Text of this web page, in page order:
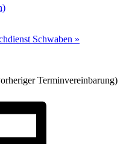
Schwaben »
Terminvereinbarung)